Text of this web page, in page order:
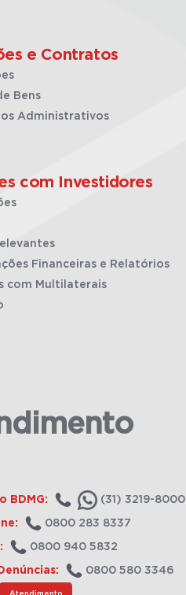
e Contratos
Bens
Administrativos
com Investidores
Financeiras e Relatórios
com Multilaterais
BDMG: (31) 3219-8000
0800 283 8337
0800 940 5832
0800 580 3346
Atendimento